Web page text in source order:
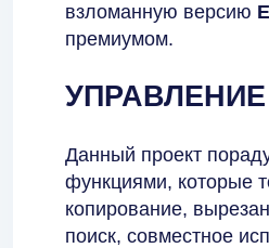
взломанную версию
премиумом.
Данный проект
функциями, которые
копирование,
поиск, совместное